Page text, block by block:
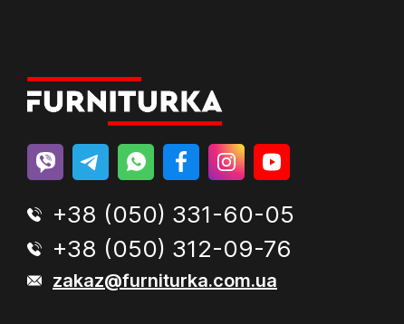
+38 (050) 331-60-05
+38 (050) 312-09-76
zakaz@furniturka.com.ua